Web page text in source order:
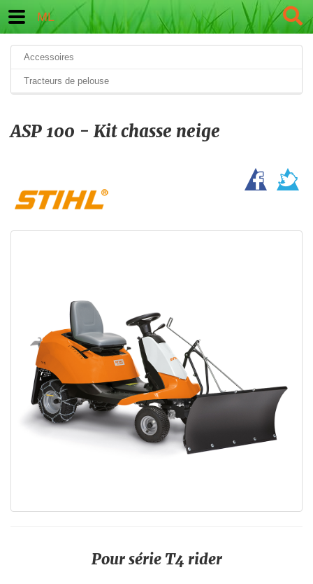
ML
Accessoires
Tracteurs de pelouse
ASP 100 - Kit chasse neige
Pour série T4 rider